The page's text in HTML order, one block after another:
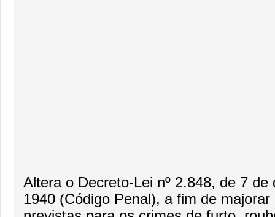
Altera o Decreto-Lei nº 2.848, de 7 de
1940 (Código Penal), a fim de majorar